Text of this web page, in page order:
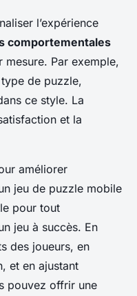
l’expérience
comportementales
Par exemple,
de puzzle,
ce style. La
et la
améliorer
jeu de puzzle mobile
pour tout
jeu à succès. En
des joueurs, en
et en ajustant
pouvez offrir une